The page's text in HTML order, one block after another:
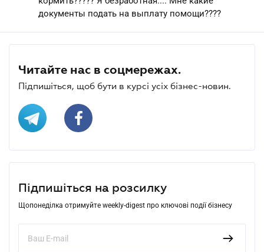
документы подать на выплату помощи????
Читайте нас в соцмережах.
Підпишіться, щоб бути в курсі усіх бізнес-новин.
Підпишіться на розсилку
Щопонеділка отримуйте weekly-digest про ключові події бізнесу